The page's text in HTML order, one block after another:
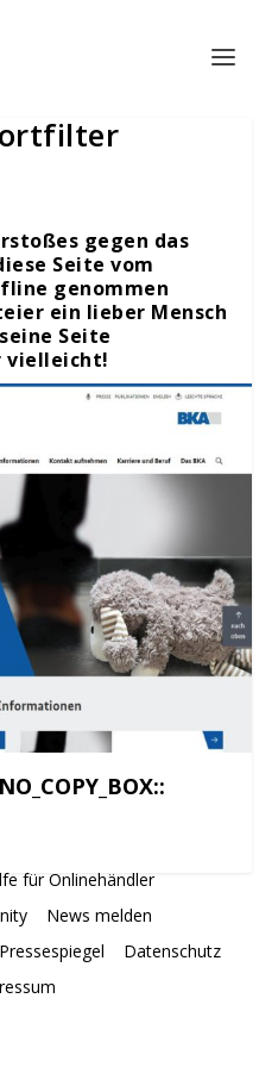
gegen das
Seite vom
genommen
ein lieber Mensch
Seite
vielleicht!
für Onlinehändler
News melden
Pressespiegel
Datenschutz